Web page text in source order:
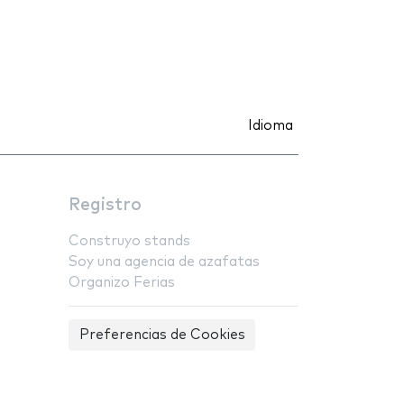
Idioma
Registro
Construyo stands
Soy una agencia de azafatas
Organizo Ferias
Preferencias de Cookies